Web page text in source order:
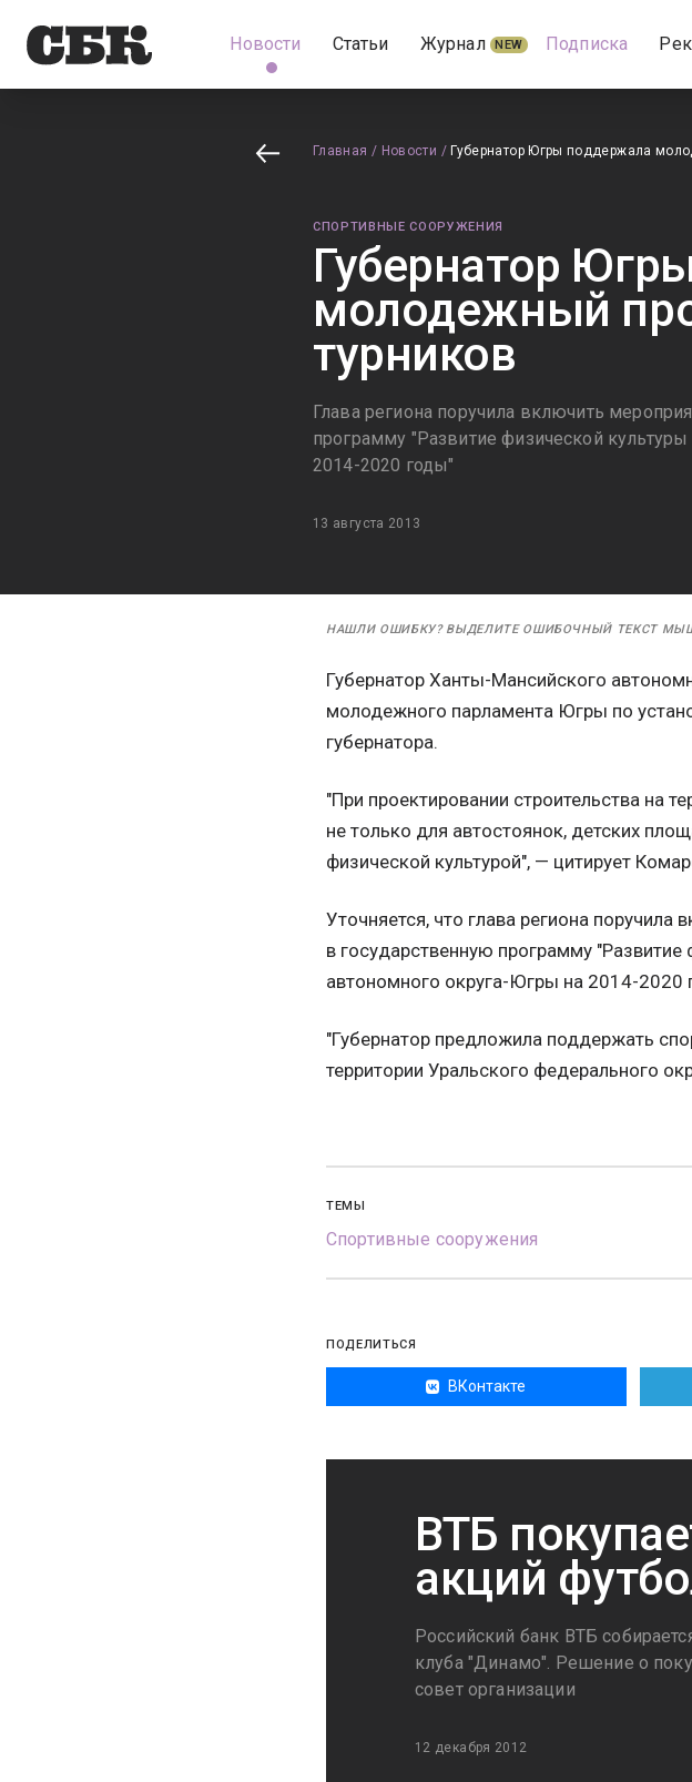
Новости Статьи Журнал NEW Подписка
Главная / Новости / Губернатор Югры поддержала
СПОРТИВНЫЕ СООРУЖЕНИЯ
Губернатор
молодежный
турников
Глава региона поручила включить
программу "Развитие физической
2014-2020 годы"
13 августа 2013
НАШЛИ ОШИБКУ? ВЫДЕЛИТЕ ОШИБОЧНЫЙ ТЕКСТ
Губернатор Ханты-Мансийского
молодежного парламента Югры по
губернатора.
"При проектировании строительства на
не только для автостоянок, детских
физической культурой", — цитирует
Уточняется, что глава региона поручила
в государственную программу
автономного округа-Югры на 2014-2020
"Губернатор предложила поддержать
территории Уральского федерального
ТЕМЫ
Спортивные сооружения
ПОДЕЛИТЬСЯ
ВКонтакте
ВТБ
акций
Российский банк ВТБ
клуба "Динамо". Решение о
совет организации
12 декабря 2012